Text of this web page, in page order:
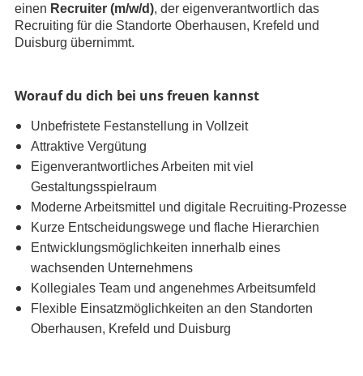
einen Recruiter (m/w/d), der eigenverantwortlich das
Recruiting für die Standorte Oberhausen, Krefeld und
Duisburg übernimmt.
Worauf du dich bei uns freuen kannst
Unbefristete Festanstellung in Vollzeit
​​Attraktive Vergütung
Eigenverantwortliches Arbeiten mit viel
Gestaltungsspielraum
Moderne Arbeitsmittel und digitale Recruiting-Prozesse
Kurze Entscheidungswege und flache Hierarchien
Entwicklungsmöglichkeiten innerhalb eines
wachsenden Unternehmens
Kollegiales Team und angenehmes Arbeitsumfeld
Flexible Einsatzmöglichkeiten an den Standorten
Oberhausen, Krefeld und Duisburg